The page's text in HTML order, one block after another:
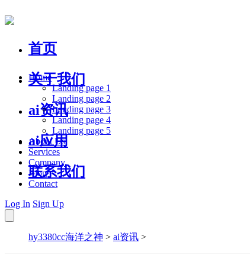
首页
关于我们
ai资讯
ai应用
联系我们
Home
Landing page 1
Landing page 2
Landing page 3
Landing page 4
Landing page 5
About Us
Services
Company
Blog
Contact
Log In Sign Up
hy3380cc海洋之神 > ai资讯 >